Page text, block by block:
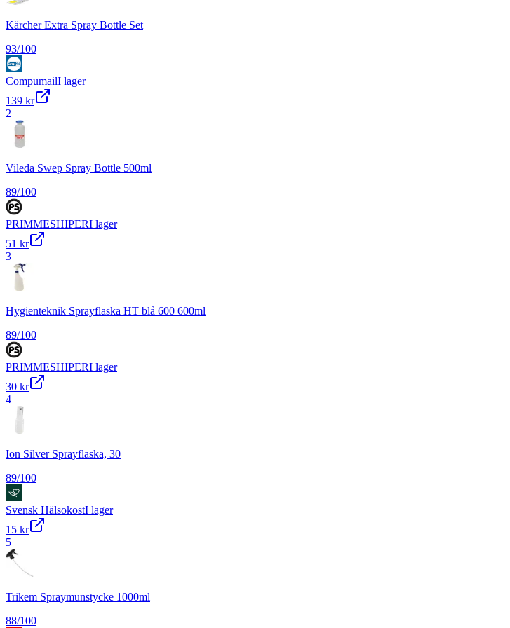
Kärcher Extra Spray Bottle Set
93/100
CompumailI lager
139 kr
2
Vileda Swep Spray Bottle 500ml
89/100
PRIMMESHIPERI lager
51 kr
3
Hygienteknik Sprayflaska HT blå 600 600ml
89/100
PRIMMESHIPERI lager
30 kr
4
Ion Silver Sprayflaska, 30
89/100
Svensk HälsokostI lager
15 kr
5
Trikem Spraymunstycke 1000ml
88/100